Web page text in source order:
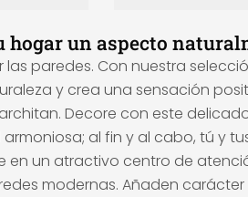
un aspecto
paredes. Con nuestra
y crea una sensación
Decore con este
al fin y al cabo, tú y
en un atractivo centro de
modernas. Añaden